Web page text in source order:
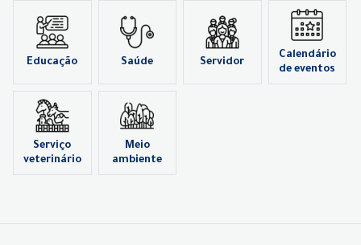
Educação Saúde Servidor
Calendário
de eventos
Serviço
veterinário
Meio
ambiente